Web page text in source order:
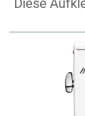
Diese